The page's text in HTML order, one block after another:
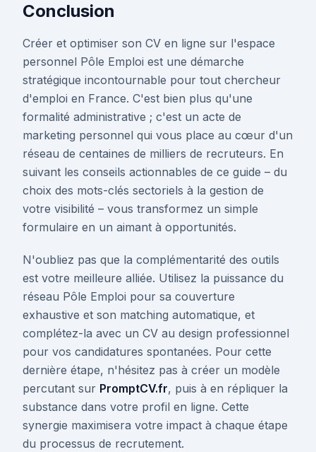
Conclusion
Créer et optimiser son CV en ligne sur l'espace
personnel Pôle Emploi est une démarche
stratégique incontournable pour tout chercheur
d'emploi en France. C'est bien plus qu'une
formalité administrative ; c'est un acte de
marketing personnel qui vous place au cœur d'un
réseau de centaines de milliers de recruteurs. En
suivant les conseils actionnables de ce guide – du
choix des mots-clés sectoriels à la gestion de
votre visibilité – vous transformez un simple
formulaire en un aimant à opportunités.
N'oubliez pas que la complémentarité des outils
est votre meilleure alliée. Utilisez la puissance du
réseau Pôle Emploi pour sa couverture
exhaustive et son matching automatique, et
complétez-la avec un CV au design professionnel
pour vos candidatures spontanées. Pour cette
dernière étape, n'hésitez pas à créer un modèle
percutant sur PromptCV.fr, puis à en répliquer la
substance dans votre profil en ligne. Cette
synergie maximisera votre impact à chaque étape
du processus de recrutement.